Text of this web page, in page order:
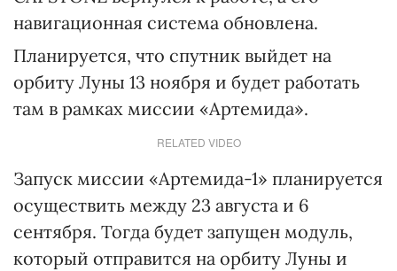
навигационная система обновлена.
Планируется, что спутник выйдет на
орбиту Луны 13 ноября и будет работать
там в рамках миссии «Артемида».
RELATED VIDEO
Запуск миссии «Артемида-1» планируется
осуществить между 23 августа и 6
сентября. Тогда будет запущен модуль,
который отправится на орбиту Луны и